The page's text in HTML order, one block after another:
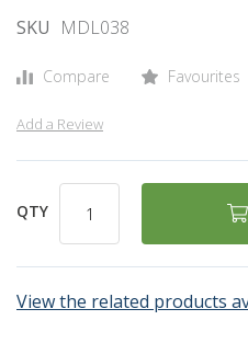
images
SKU MDL038
Compare Favourites
Add a Review
QTY
View the related products